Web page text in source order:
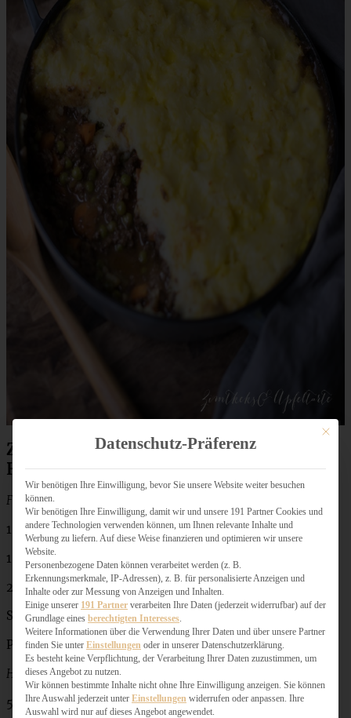
Zutaten Sheperd’s Pie – englischer
Hackfleischauflauf mit Kartoffelhaube
Für das Püree:
1 kg mehligkochende Kartoffeln
150 ml Milch
2 EL Butter
Salz
Prise Muskat
Hackfüllung:
500 g Bio-Rinderhack
Mit
Datenschutz-Präferenz
Wir benötigen Ihre Einwilligung, bevor Sie unsere Website weiter besuchen
können.
Wir benötigen Ihre Einwilligung, damit wir und unsere 191 Partner Cookies und
andere Technologien verwenden können, um Ihnen relevante Inhalte und
Werbung zu liefern. Auf diese Weise finanzieren und optimieren wir unsere
Website.
Personenbezogene Daten können verarbeitet werden (z. B.
Erkennungsmerkmale, IP-Adressen), z. B. für personalisierte Anzeigen und
Inhalte oder zur Messung von Anzeigen und Inhalten.
Einige unserer 191 Partner verarbeiten Ihre Daten (jederzeit widerrufbar) auf der
Grundlage eines berechtigten Interesses
Weitere Informationen über die Verwendung Ihrer Daten und über unsere Partner
finden Sie unter Einstellungen oder in unserer Datenschutzerklärung.
Es besteht keine Verpflichtung, der Verarbeitung Ihrer Daten zuzustimmen, um
dieses Angebot zu nutzen.
Wir können bestimmte Inhalte nicht ohne Ihre Einwilligung anzeigen. Sie können
Ihre Auswahl jederzeit unter Einstellungen widerrufen oder anpassen. Ihre
Auswahl wird nur auf dieses Angebot angewendet.